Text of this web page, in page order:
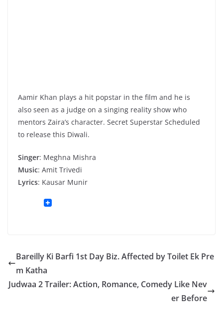
Aamir Khan plays a hit popstar in the film and he is
also seen as a judge on a singing reality show who
mentors Zaira’s character. Secret Superstar Scheduled
to release this Diwali.
Singer: Meghna Mishra
Music: Amit Trivedi
Lyrics: Kausar Munir
Bareilly Ki Barfi 1st Day Biz. Affected by Toilet Ek Pre
m Katha
Judwaa 2 Trailer: Action, Romance, Comedy Like Nev
er Before